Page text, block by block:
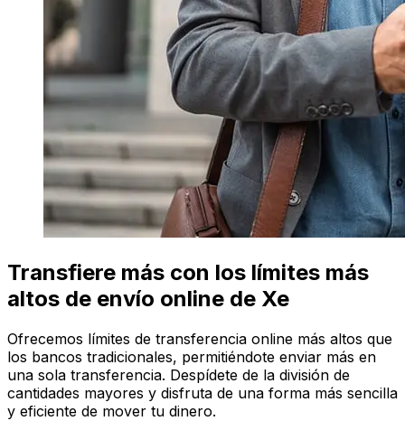
Transfiere más con los límites más
altos de envío online de Xe
Ofrecemos límites de transferencia online más altos que
los bancos tradicionales, permitiéndote enviar más en
una sola transferencia. Despídete de la división de
cantidades mayores y disfruta de una forma más sencilla
y eficiente de mover tu dinero.